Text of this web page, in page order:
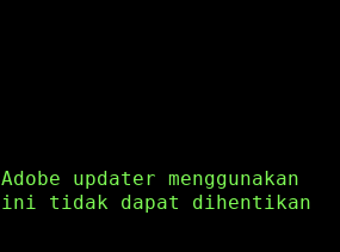
updater menggunakan
ini tidak dapat dihentikan